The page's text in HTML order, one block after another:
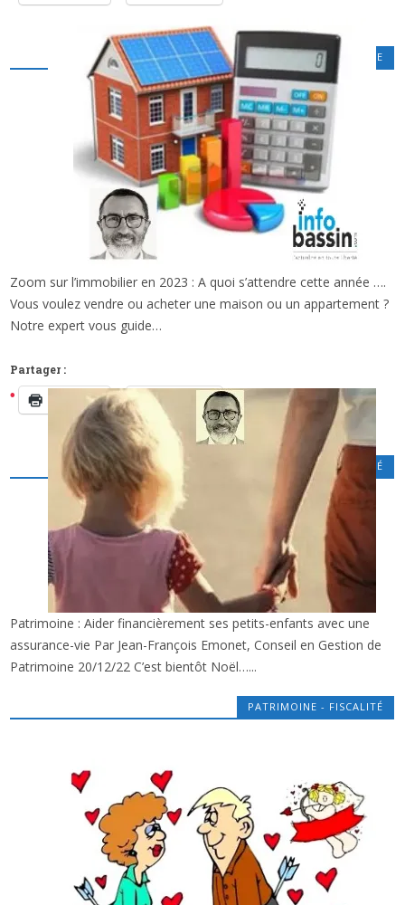
PATRIMOINE - FISCALITÉ POLITIQUE ET ECONOMIE
ZOOM SUR L’IMMOBILIER: A QUOI
S’ATTENDRE CETTE ANNÉE … (1/2)
x
Zoom sur l’immobilier en 2023 : A quoi s’attendre cette année ….
Vous voulez vendre ou acheter une maison ou un appartement ?
Notre expert vous guide…
Partager :
Imprimer Facebook
PATRIMOINE - FISCALITÉ
NOËL ? PROTÉGER LE FUTUR DE VOS
(ADORABLES) PETITS-ENFANTS…
Patrimoine : Aider financièrement ses petits-enfants avec une
assurance-vie Par Jean-François Emonet, Conseil en Gestion de
Patrimoine 20/12/22 C’est bientôt Noël…...
PATRIMOINE - FISCALITÉ